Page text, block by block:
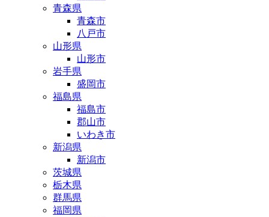
青森県
青森市
八戸市
山形県
山形市
岩手県
盛岡市
福島県
福島市
郡山市
いわき市
新潟県
新潟市
茨城県
栃木県
群馬県
福岡県